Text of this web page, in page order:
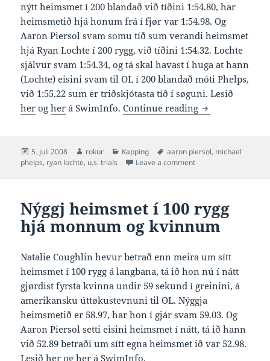
nýtt heimsmet í 200 blandað við tíðini 1:54.80, har
heimsmetið hjá honum frá í fjør var 1:54.98. Og
Aaron Piersol svam somu tíð sum verandi heimsmet
hjá Ryan Lochte í 200 rygg, við tíðini 1:54.32. Lochte
sjálvur svam 1:54.34, og tá skal havast í huga at hann
(Lochte) eisini svam til OL í 200 blandað móti Phelps,
við 1:55.22 sum er triðskjótasta tíð í søguni. Lesið
her ogher á SwimInfo.Continue reading 1-2 heimsmet
Posted
on
5. juli 2008 Author
rokur Categories
Kapping Tags
aaron piersol, michael
phelps, ryan lochte, u.s. trials Leave a commenton 1-2 heimsmet sett
Nýggj heimsmet í 100 rygg
hjá monnum og kvinnum
Natalie Coughlin hevur betrað enn meira um sítt
heimsmet í 100 rygg á langbana, tá ið hon nú í nátt
gjørdist fyrsta kvinna undir 59 sekund í greinini, á
amerikansku úttøkustevnuni til OL. Nýggja
heimsmetið er 58.97, har hon í gjár svam 59.03. Og
Aaron Piersol setti eisini heimsmet í nátt, tá ið hann
við 52.89 betraði um sítt egna heimsmet ið var 52.98.
Lesiðher ogher á SwimInfo.